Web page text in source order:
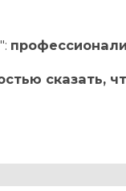
сказать,